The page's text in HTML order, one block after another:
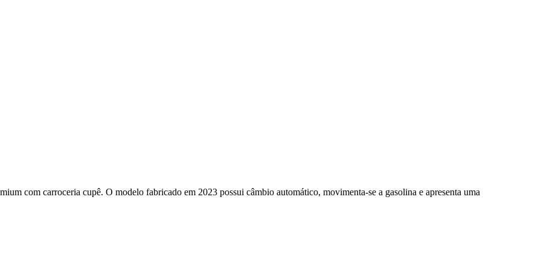
com carroceria cupê. O modelo fabricado em 2023 possui câmbio automático, movimenta-se a gasolina e apresenta uma